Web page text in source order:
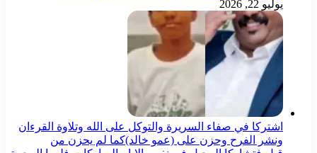
في صفاء السريرة والتوكل على الله وتلاوة القرءان
الفرح وحزن على (عمو خالد)كما لم يحزن من